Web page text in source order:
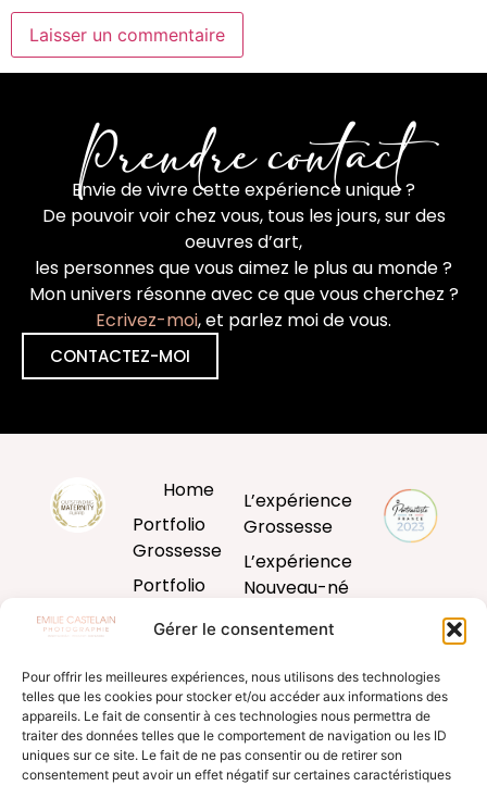
Gérer le consentement
Pour offrir les meilleures expériences, nous utilisons des technologies
telles que les cookies pour stocker et/ou accéder aux informations des
appareils. Le fait de consentir à ces technologies nous permettra de
traiter des données telles que le comportement de navigation ou les ID
uniques sur ce site. Le fait de ne pas consentir ou de retirer son
consentement peut avoir un effet négatif sur certaines caractéristiques
Prendre contact
Envie de vivre cette expérience unique ?
De pouvoir voir chez vous, tous les jours, sur des
oeuvres d’art,
les personnes que vous aimez le plus au monde ?
Mon univers résonne avec ce que vous cherchez ?
Ecrivez-moi, et parlez moi de vous.
CONTACTEZ-MOI
Home
Portfolio
Grossesse
Portfolio
Bébé
Portfolio
Famille
Blog
L’expérience
Grossesse
L’expérience
Nouveau-né
L’expérience
L’expérience
famille
Produits
d’art